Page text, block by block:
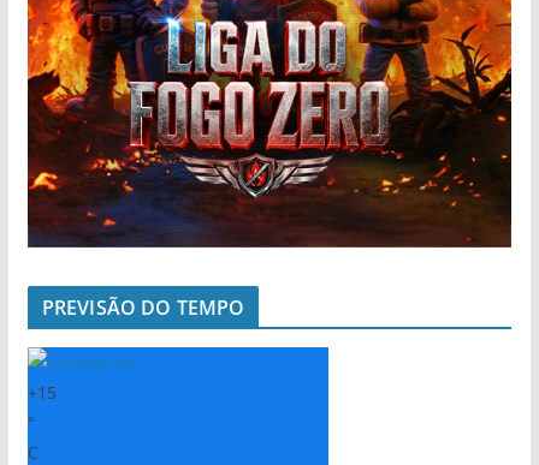
PREVISÃO DO TEMPO
+15
°
C